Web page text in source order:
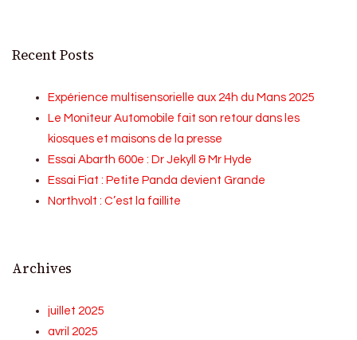
Recent Posts
Expérience multisensorielle aux 24h du Mans 2025
Le Moniteur Automobile fait son retour dans les
kiosques et maisons de la presse
Essai Abarth 600e : Dr Jekyll & Mr Hyde
Essai Fiat : Petite Panda devient Grande
Northvolt : C’est la faillite
Archives
juillet 2025
avril 2025